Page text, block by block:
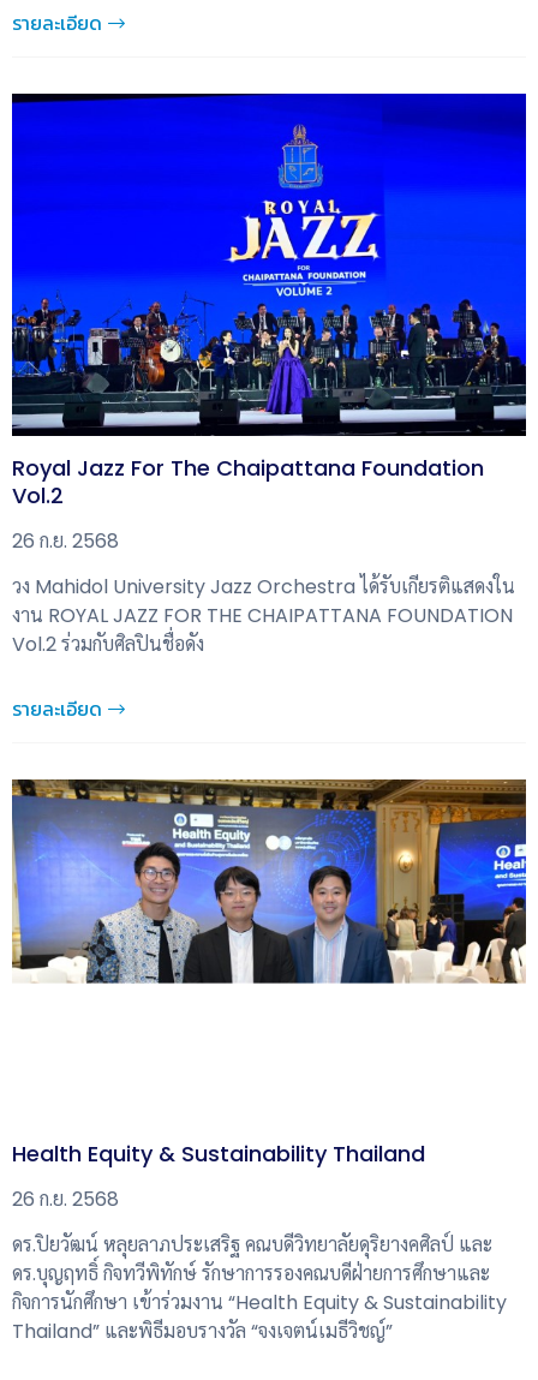
รายละเอียด
Royal Jazz For The Chaipattana Foundation
Vol.2
26 ก.ย. 2568
วง Mahidol University Jazz Orchestra ได้รับเกียรติแสดงใน
งาน ROYAL JAZZ FOR THE CHAIPATTANA FOUNDATION
Vol.2 ร่วมกับศิลปินชื่อดัง
รายละเอียด
Health Equity & Sustainability Thailand
26 ก.ย. 2568
ดร.ปิยวัฒน์ หลุยลาภประเสริฐ คณบดีวิทยาลัยดุริยางคศิลป์ และ
ดร.บุญฤทธิ์ กิจทวีพิทักษ์ รักษาการรองคณบดีฝ่ายการศึกษาและ
กิจการนักศึกษา เข้าร่วมงาน “Health Equity & Sustainability
Thailand” และพิธีมอบรางวัล “จงเจตน์เมธีวิชญ์”